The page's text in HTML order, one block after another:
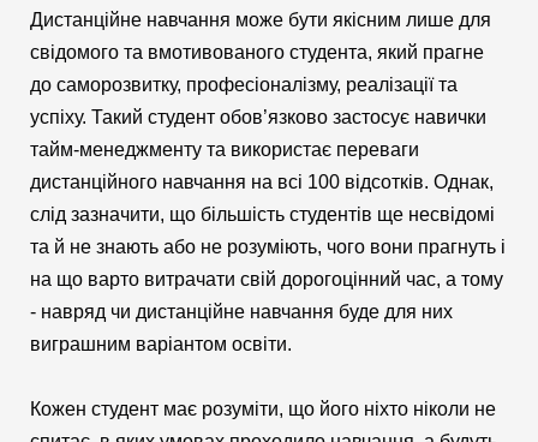
Дистанційне навчання може бути якісним лише для
свідомого та вмотивованого студента, який прагне
до саморозвитку, професіоналізму, реалізації та
успіху. Такий студент обов’язково застосує навички
тайм-менеджменту та використає переваги
дистанційного навчання на всі 100 відсотків. Однак,
слід зазначити, що більшість студентів ще несвідомі
та й не знають або не розуміють, чого вони прагнуть і
на що варто витрачати свій дорогоцінний час, а тому
- навряд чи дистанційне навчання буде для них
виграшним варіантом освіти.
Кожен студент має розуміти, що його ніхто ніколи не